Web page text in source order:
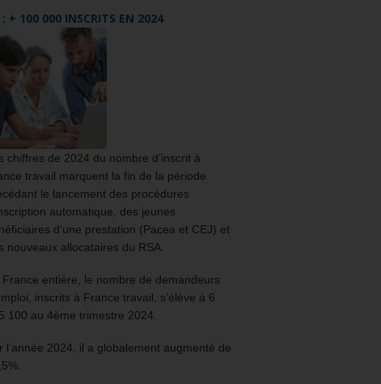
: + 100 000 INSCRITS EN 2024
chiffres de 2024 du nombre d’inscrit à
travail marquent la fin de la période
le lancement des procédures
automatique, des jeunes
d’une prestation (Pacea et CEJ) et
nouveaux allocataires du RSA.
France entière, le nombre de demandeurs
inscrits à France travail, s’élève à 6
100 au 4ème trimestre 2024.
l’année 2024, il a globalement augmenté de